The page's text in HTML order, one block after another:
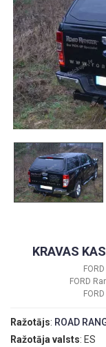
KRAVAS
FORD
Ražotājs: ROAD
Ražotāja valsts: ES